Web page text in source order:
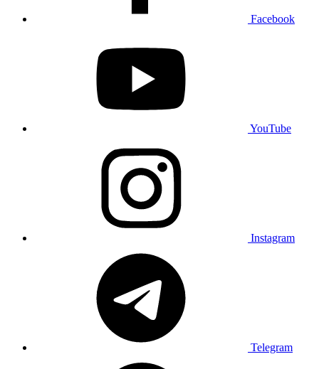
Facebook
YouTube
Instagram
Telegram